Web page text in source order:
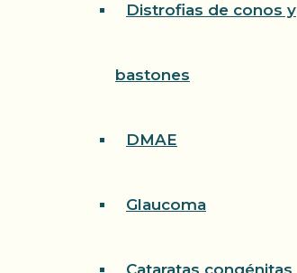
Distrofias de conos y
bastones
DMAE
Glaucoma
Cataratas congénitas